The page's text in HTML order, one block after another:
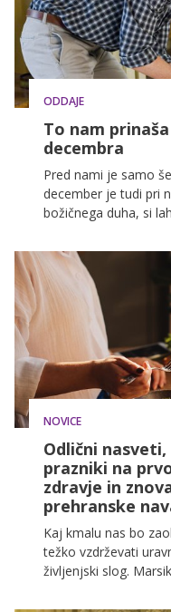
ODDAJE
To nam
decembra
Pred nami je samo
december je tudi pri
božičnega duha, si
kriminalke,
prihaja triler Koda
Gordon-Levitt,
nanizanki
serij pa se bodo
Boste z nami?
NOVICE
Odlični
prazniki na
zdravje in
prehranske
Kaj kmalu nas bo
težko vzdrževati
življenjski slog.
malo preveč